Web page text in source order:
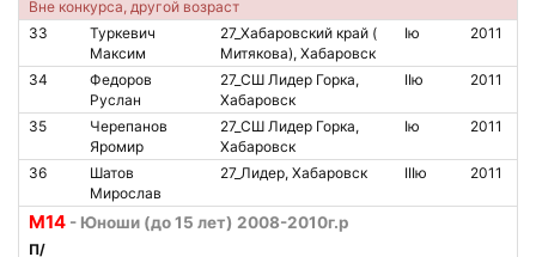
Вне конкурса, другой возраст
33
Туркевич
Максим
27_Хабаровский край (
Митякова), Хабаровск
Iю 2011
34
Федоров
Руслан
27_СШ Лидер Горка,
Хабаровск
IIю 2011
35
Черепанов
Яромир
27_СШ Лидер Горка,
Хабаровск
Iю 2011
36
Шатов
Мирослав
27_Лидер, Хабаровск IIIю 2011
М14 - Юноши (до 15 лет) 2008-2010г.р
П/